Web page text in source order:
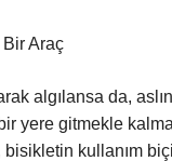
Bir Araç
algılansa da,
yere gitmekle
kullanım